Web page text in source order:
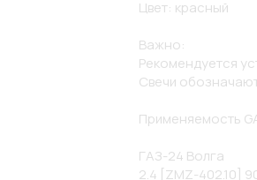
Цвет: красный
Важно:
Рекомендуется
Свечи
Применяемость
ГАЗ-24 Волга
2.4 [ZMZ-402.10]